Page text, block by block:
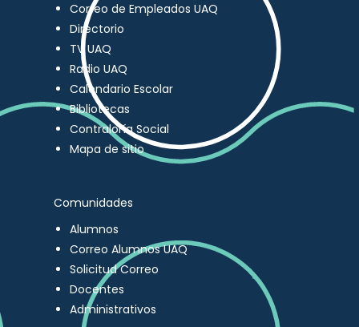
Correo de Empleados UAQ
Directorio
TV UAQ
Radio UAQ
Calendario Escolar
Bibliotecas
Contraloría Social
Mapa de sitio
Comunidades
Alumnos
Correo Alumnos UAQ
Solicitud Correo
Docentes
Administrativos